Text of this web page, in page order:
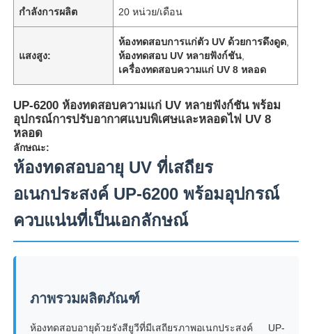
กำลังการผลิต 20 หน่วย/เดือน
แสงสูง:
ห้องทดสอบการแก่ตัว UV ด้วยการดึงดูด
ห้องทดสอบ UV หลายฟังก์ชัน
เครื่องทดสอบความแก่ UV 8 หลอด
UP-6200 ห้องทดสอบความแก่ UV หลายฟังก์ชัน พร้อม
อุปกรณ์การปรับอากาศแบบพิเศษและหลอดไฟ UV 8
หลอด
ลักษณะ:
ห้องทดสอบอายุ UV ที่เสถียร
อเนกประสงค์ UP-6200 พร้อมอุปกรณ์
ควบแน่นที่เป็นเอกลักษณ์
ภาพรวมผลิตภัณฑ์
ห้องทดสอบอายุด้วยรังสียูวีที่มีเสถียรภาพอเนกประสงค์ UP-